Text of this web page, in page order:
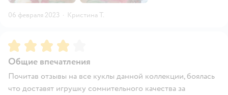
06 февраля 2023 · Кристина Т.
Рейтинг:4
Общие впечатления
Почитав отзывы на все куклы данной коллекции, боялась
что доставят игрушку сомнительного качества за